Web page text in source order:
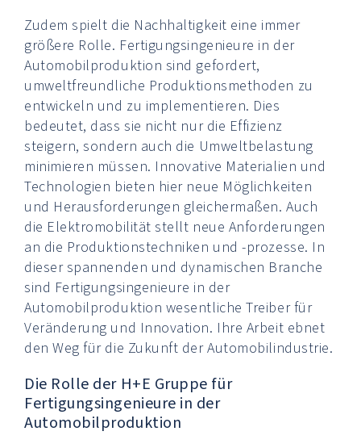
Zudem spielt die Nachhaltigkeit eine immer
größere Rolle. Fertigungsingenieure in der
Automobilproduktion sind gefordert,
umweltfreundliche Produktionsmethoden zu
entwickeln und zu implementieren. Dies
bedeutet, dass sie nicht nur die Effizienz
steigern, sondern auch die Umweltbelastung
minimieren müssen. Innovative Materialien und
Technologien bieten hier neue Möglichkeiten
und Herausforderungen gleichermaßen. Auch
die Elektromobilität stellt neue Anforderungen
an die Produktionstechniken und -prozesse. In
dieser spannenden und dynamischen Branche
sind Fertigungsingenieure in der
Automobilproduktion wesentliche Treiber für
Veränderung und Innovation. Ihre Arbeit ebnet
den Weg für die Zukunft der Automobilindustrie.
Die Rolle der H+E Gruppe für
Fertigungsingenieure in der
Automobilproduktion